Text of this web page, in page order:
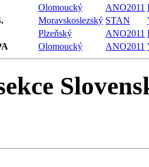
Olomoucký ANO2011
Moravskoslezský STAN
Plzeňský ANO2011
Olomoucký ANO2011